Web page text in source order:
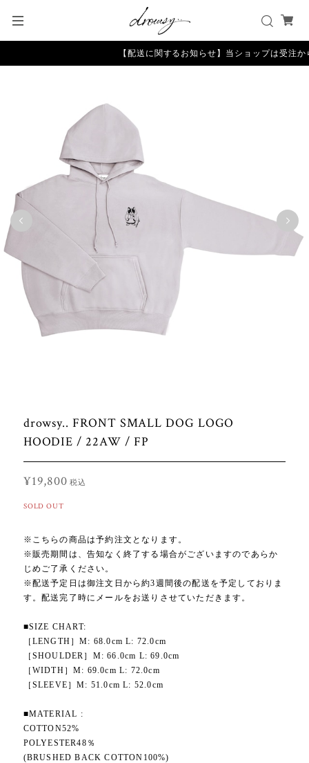
【配送に関するお知らせ】当ショップは受注か
drowsy.. FRONT SMALL DOG LOGO
HOODIE / 22AW / FP
¥19,800 税込
SOLD OUT
※こちらの商品は予約注文となります。
※販売期間は、告知なく終了する場合がございますのであらか
じめご了承ください。
※配送予定日は御注文日から約3週間後の配送を予定しておりま
す。配送完了時にメールをお送りさせていただきます。
■SIZE CHART:
［LENGTH］M: 68.0cm L: 72.0cm
［SHOULDER］M: 66.0cm L: 69.0cm
［WIDTH］M: 69.0cm L: 72.0cm
［SLEEVE］M: 51.0cm L: 52.0cm
■MATERIAL :
COTTON52%
POLYESTER48％
(BRUSHED BACK COTTON100%)